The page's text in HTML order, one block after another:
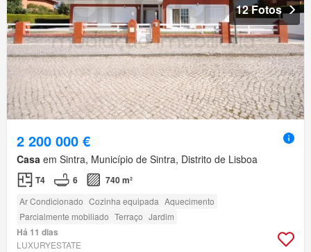
12 Fotos
2 200 000 €
Casa em Sintra, Município de Sintra, Distrito de Lisboa
T4 6 740 m²
Ar Condicionado Cozinha equipada Aquecimento
Parcialmente mobiliado Terraço Jardim
Há 11 dias
LUXURYESTATE